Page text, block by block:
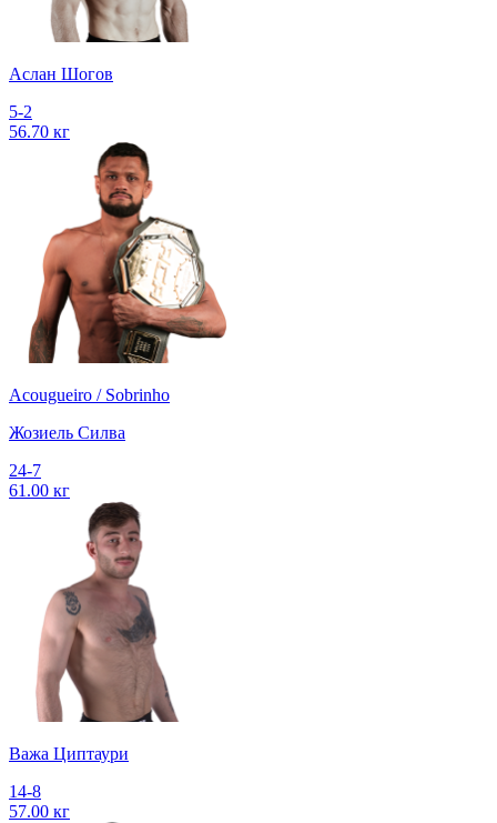
Аслан Шогов
5-2
56.70 кг
Acougueiro / Sobrinho
Жозиель Силва
24-7
61.00 кг
Важа Циптаури
14-8
57.00 кг